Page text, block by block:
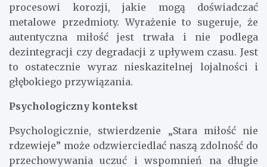
procesowi korozji, jakie mogą doświadczać
metalowe przedmioty. Wyrażenie to sugeruje, że
autentyczna miłość jest trwała i nie podlega
dezintegracji czy degradacji z upływem czasu. Jest
to ostatecznie wyraz nieskazitelnej lojalności i
głębokiego przywiązania.
Psychologiczny kontekst
Psychologicznie, stwierdzenie „Stara miłość nie
rdzewieje” może odzwierciedlać naszą zdolność do
przechowywania uczuć i wspomnień na długie